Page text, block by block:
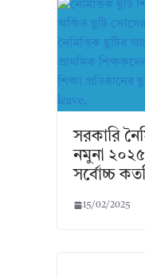
সরকারি
নমুনা ২০২৫
সর্বোচ্চ
15/02/2025